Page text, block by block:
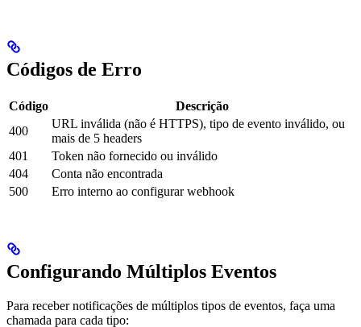
Códigos de Erro
Código
Descrição
400
URL inválida (não é HTTPS), tipo de evento inválido, ou
mais de 5 headers
401
Token não fornecido ou inválido
404
Conta não encontrada
500
Erro interno ao configurar webhook
Configurando Múltiplos Eventos
Para receber notificações de múltiplos tipos de eventos, faça uma
chamada para cada tipo: